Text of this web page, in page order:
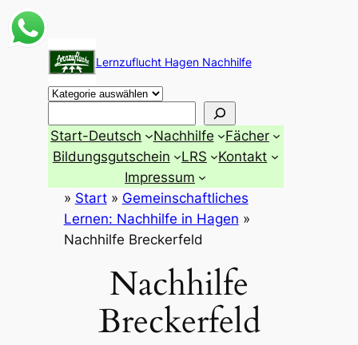
Zum
springen
Lernzuflucht Hagen Nachhilfe
Start-Deutsch Nachhilfe
Fächer
Bildungsgutschein
LRS
Kontakt
Impressum
» Start» Gemeinschaftliches
Lernen: Nachhilfe in Hagen »
Nachhilfe Breckerfeld
Nachhilfe
Breckerfeld